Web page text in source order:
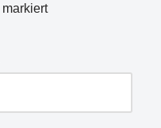
markiert